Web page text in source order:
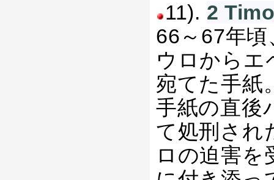
11). 2
66～67年
ウロからエ
宛てた手紙
手紙の直後
て処刑され
ロの迫害を